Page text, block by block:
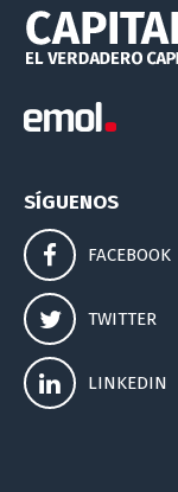
SÍGUENOS
FACEBOOK
TWITTER
LINKEDIN